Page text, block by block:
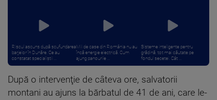
Riscul ascuns după scufundarea
barjelor în Dunăre. Ce au
constatat specialiștii ...
Mii de case din România nu au
încă energie electrică. Cum
ajung panourile ...
Sisteme inteligente pentru
grădină, tot mai căutate pe
fondul secetei. Cât ...
După o intervenţie de câteva ore, salvatorii
montani au ajuns la bărbatul de 41 de ani, care le-